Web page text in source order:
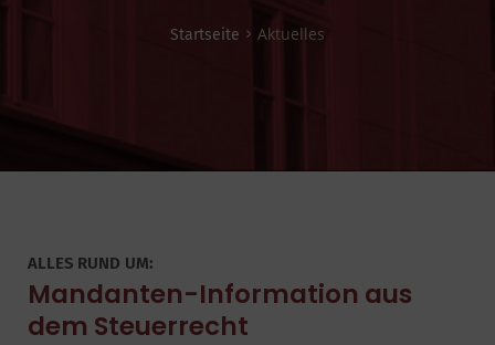
Startseite > Aktuelles
ALLES RUND UM:
Mandanten-Information aus
dem Steuerrecht